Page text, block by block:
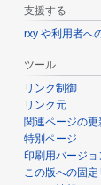
支援する
rxy や利用者へ
ツール
リンク制御
リンク元
関連ページの更
特別ページ
印刷用バージョ
この版への固定